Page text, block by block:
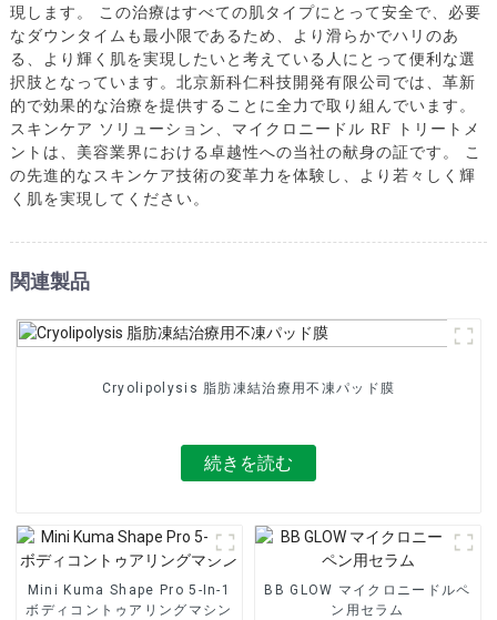
現します。 この治療はすべての肌タイプにとって安全で、必要
なダウンタイムも最小限であるため、より滑らかでハリのあ
る、より輝く肌を実現したいと考えている人にとって便利な選
択肢となっています。北京新科仁科技開発有限公司では、革新
的で効果的な治療を提供することに全力で取り組んでいます。
スキンケア ソリューション、マイクロニードル RF トリートメ
ントは、美容業界における卓越性への当社の献身の証です。 こ
の先進的なスキンケア技術の変革力を体験し、より若々しく輝
く肌を実現してください。
関連製品
Cryolipolysis 脂肪凍結治療用不凍パッド膜
続きを読む
Mini Kuma Shape Pro 5-In-1
ボディコントゥアリングマシン
BB GLOW マイクロニードルペ
ン用セラム